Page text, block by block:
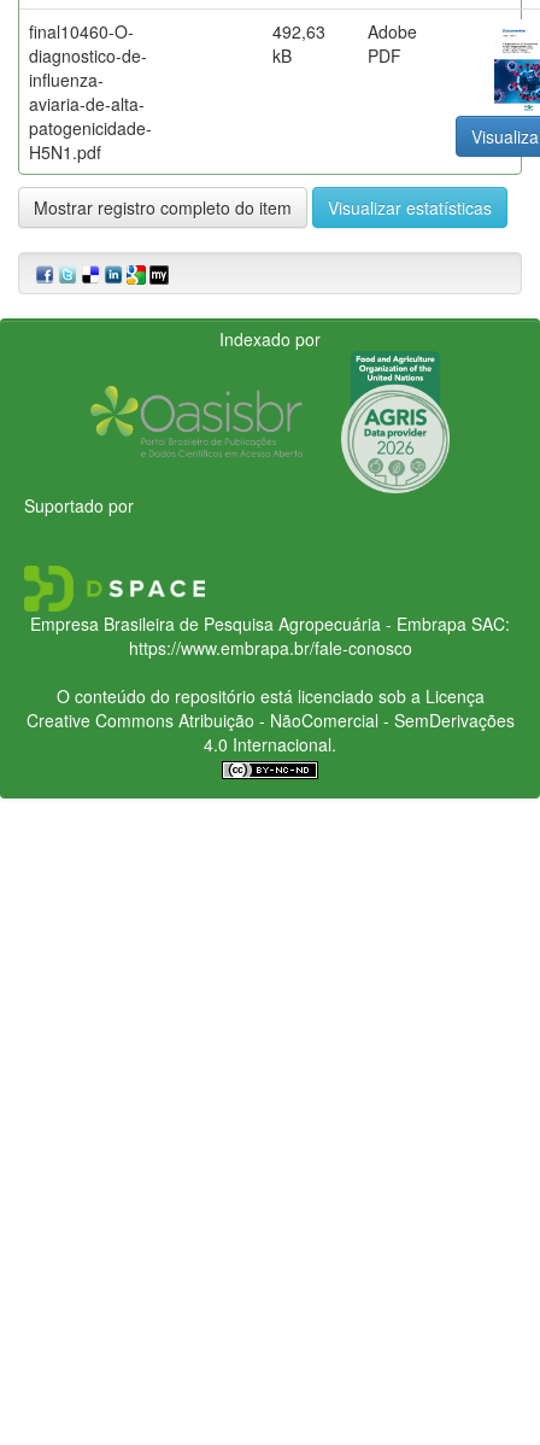
final10460-O-
diagnostico-de-
influenza-
aviaria-de-alta-
patogenicidade-
H5N1.pdf
492,63
kB
Adobe
PDF
Mostrar registro completo do item Visualizar estatísticas
Indexado por
Suportado por
Empresa Brasileira de Pesquisa Agropecuária - Embrapa SAC:
https://www.embrapa.br/fale-conosco
O conteúdo do repositório está licenciado sob a Licença
Creative CommonsAtribuição - NãoComercial - SemDerivações
4.0 Internacional.